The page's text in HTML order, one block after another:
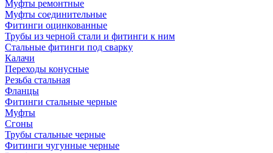
Муфты ремонтные
Муфты соединительные
Фитинги оцинкованные
Трубы из черной стали и фитинги к ним
Стальные фитинги под сварку
Калачи
Переходы конусные
Резьба стальная
Фланцы
Фитинги стальные черные
Муфты
Сгоны
Трубы стальные черные
Фитинги чугунные черные